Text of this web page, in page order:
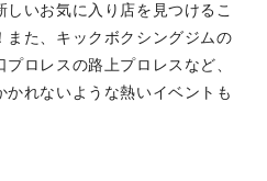
いお気に入り店を見つけるこ
また、キックボクシングジムの
ロレスの路上プロレスなど、
れないような熱いイベントも